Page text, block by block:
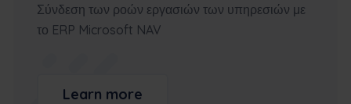
Σύνδεση των ροών εργασιών των υπηρεσιών με
το ERP Microsoft NAV
Learn more